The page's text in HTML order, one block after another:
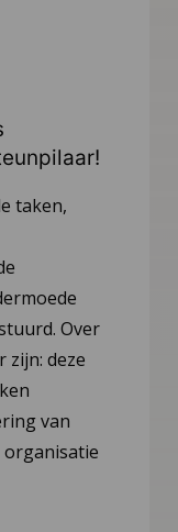
taken,
Over
zijn: deze
van